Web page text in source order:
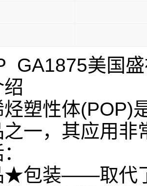
GA1875美国
性体(POP)是
一，其应用非
装——取代了